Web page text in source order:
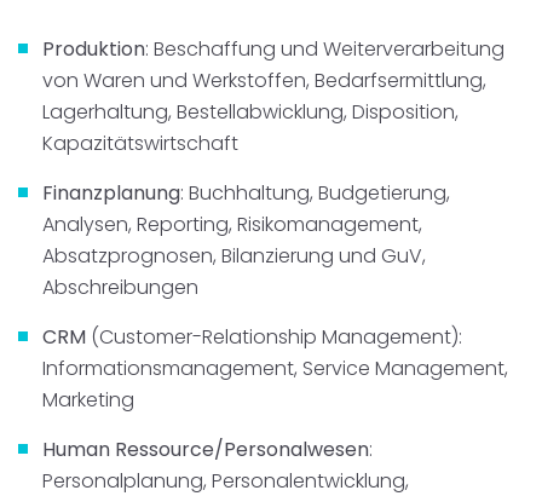
Produktion: Beschaffung und Weiterverarbeitung
von Waren und Werkstoffen, Bedarfsermittlung,
Lagerhaltung, Bestellabwicklung, Disposition,
Kapazitätswirtschaft
Finanzplanung: Buchhaltung, Budgetierung,
Analysen, Reporting, Risikomanagement,
Absatzprognosen, Bilanzierung und GuV,
Abschreibungen
CRM (Customer-Relationship Management):
Informationsmanagement, Service Management,
Marketing
Human Ressource/Personalwesen:
Personalplanung, Personalentwicklung,